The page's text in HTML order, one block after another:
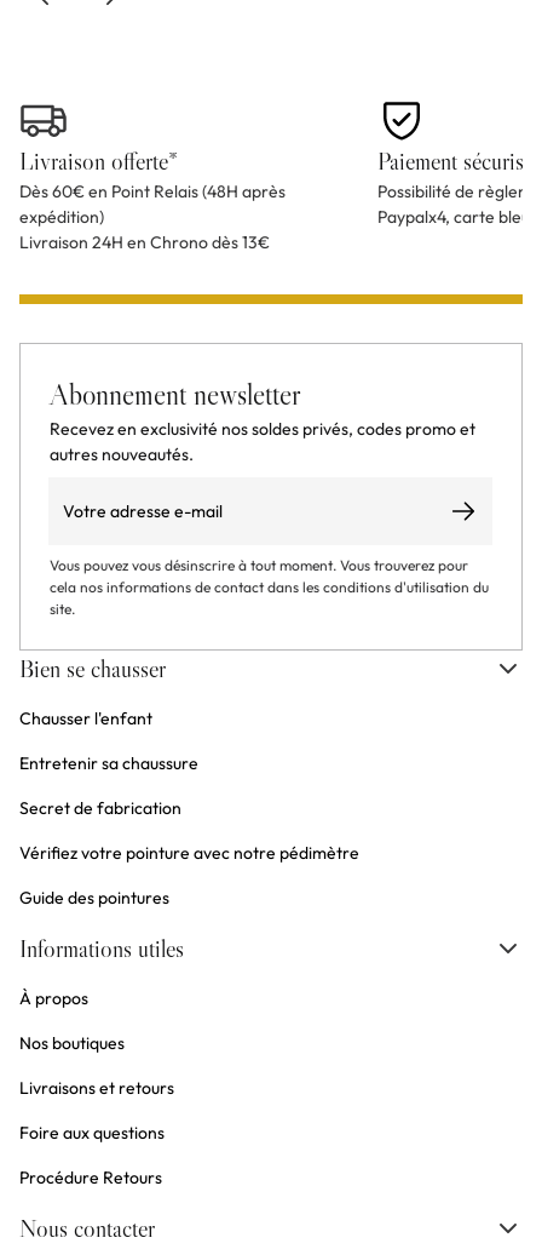
Livraison offerte*
Dès 60€ en Point Relais (48H après
expédition)
Livraison 24H en Chrono dès 13€
Paiement sécurisé
Possibilité de
Paypalx4, carte
Abonnement newsletter
Recevez en exclusivité nos soldes privés, codes promo et
autres nouveautés.
S’abonner
Vous pouvez vous désinscrire à tout moment. Vous trouverez pour
cela nos informations de contact dans les conditions d'utilisation du
site.
Bien se chausser
Chausser l'enfant
Entretenir sa chaussure
Secret de fabrication
Vérifiez votre pointure avec notre pédimètre
Guide des pointures
Informations utiles
À propos
Nos boutiques
Livraisons et retours
Foire aux questions
Procédure Retours
Nous contacter